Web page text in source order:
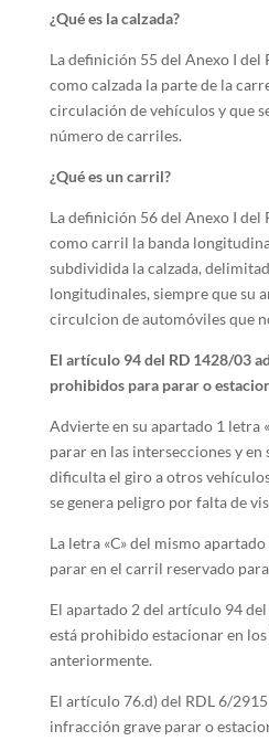
¿Qué es la calzada?
La definición 55 del Anexo I del
como calzada la parte de la
circulación de vehículos y que
número de carriles.
¿Qué es un carril?
La definición 56 del Anexo I del
como carril la banda
subdividida la calzada,
longitudinales, siempre que su
circulcion de automóviles que
El artículo 94 del RD 1428/03
prohibidos para parar o
Advierte en su apartado 1 letra
parar en las intersecciones y en
dificulta el giro a otros
se genera peligro por falta de
La letra «C» del mismo
parar en el carril reservado
El apartado 2 del artículo 94
está prohibido estacionar en
anteriormente.
El artículo 76.d) del RDL 6/
infracción grave parar o